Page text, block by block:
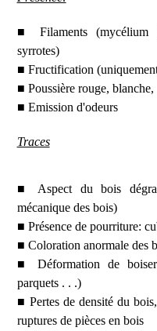
■ Filaments (mycélium
syrrotes)
■ Fructification
■ Poussière rouge,
■ Emission d'odeurs
Traces
■ Aspect du bois
mécanique des bois)
■ Présence de pourriture:
■ Coloration anormale des
■ Déformation de
parquets . . .)
■ Pertes de densité du
ruptures de pièces en bois